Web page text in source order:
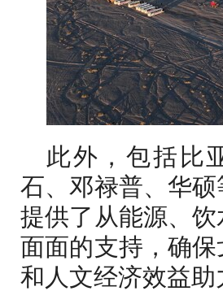
此外，包括比
石、邓禄普、华
提供了从能源、
面面的支持，确
和人文经济效益助